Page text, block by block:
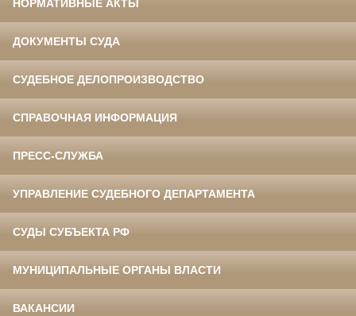
НОРМАТИВНЫЕ АКТЫ
ДОКУМЕНТЫ СУДА
СУДЕБНОЕ ДЕЛОПРОИЗВОДСТВО
СПРАВОЧНАЯ ИНФОРМАЦИЯ
ПРЕСС-СЛУЖБА
УПРАВЛЕНИЕ СУДЕБНОГО ДЕПАРТАМЕНТА
СУДЫ СУБЪЕКТА РФ
МУНИЦИПАЛЬНЫЕ ОРГАНЫ ВЛАСТИ
ВАКАНСИИ